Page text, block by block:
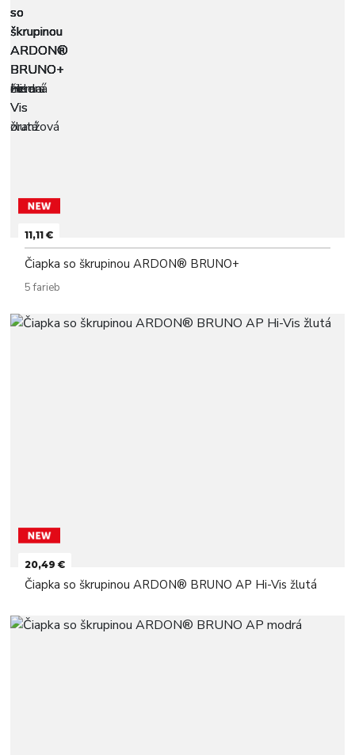
11,11 €
Čiapka so škrupinou ARDON® BRUNO+
5 farieb
20,49 €
Čiapka so škrupinou ARDON® BRUNO AP Hi-Vis žlutá